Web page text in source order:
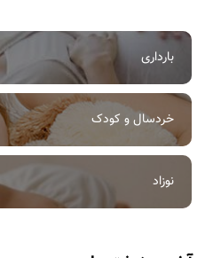
بارداری
خردسال و کودک
نوزاد